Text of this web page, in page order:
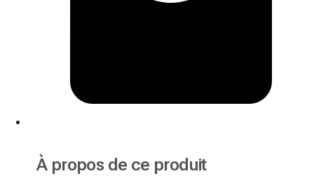
À propos de ce produit